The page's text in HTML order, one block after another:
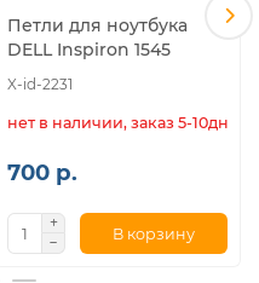
Петли для ноутбука
DELL Inspiron 1545
X-id-2231
нет в наличии, заказ 5-10дн.
700 р.
В корзину